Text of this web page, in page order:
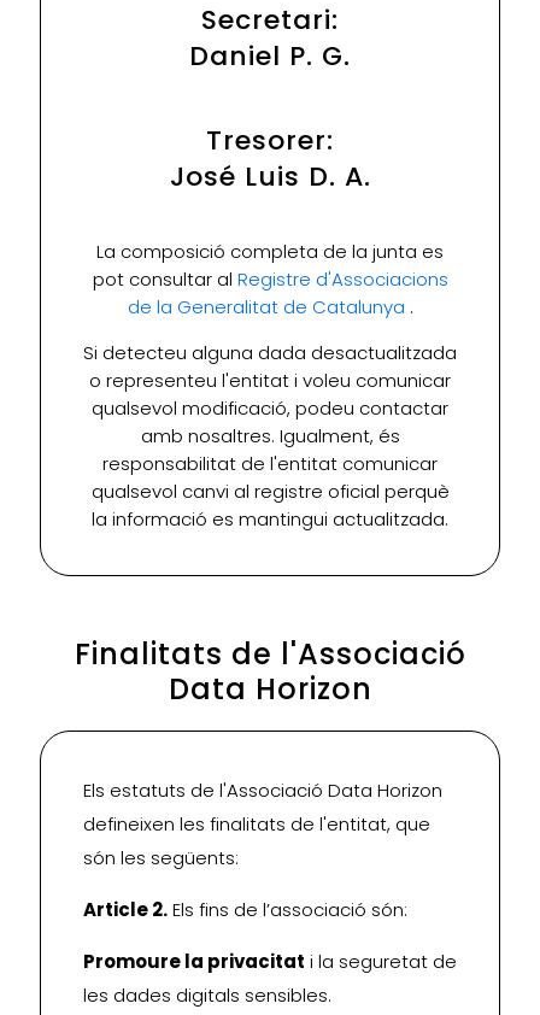
Secretari:
Daniel P. G.
Tresorer:
José Luis D. A.
La composició completa de la junta es
pot consultar al Registre d'Associacions
de la Generalitat de Catalunya .
Si detecteu alguna dada desactualitzada
o representeu l'entitat i voleu comunicar
qualsevol modificació, podeu contactar
amb nosaltres. Igualment, és
responsabilitat de l'entitat comunicar
qualsevol canvi al registre oficial perquè
la informació es mantingui actualitzada.
Finalitats de l'Associació
Data Horizon
Els estatuts de l'Associació Data Horizon
defineixen les finalitats de l'entitat, que
són les següents:
Article 2.Els fins de l’associació són:
Promoure la privacitat i la seguretat de
les dades digitals sensibles.